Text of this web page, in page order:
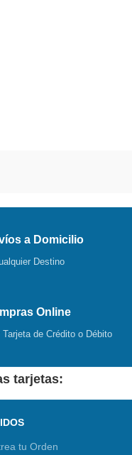
a Domicilio
Destino
Online
Tarjeta de Crédito o Débito
tarjetas:
tu Orden